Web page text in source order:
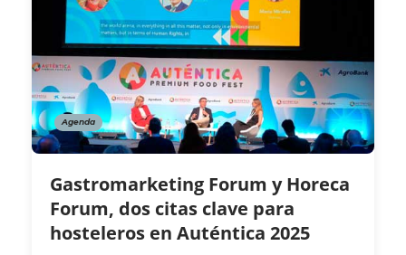
Agenda
Gastromarketing Forum y Horeca
Forum, dos citas clave para
hosteleros en Auténtica 2025